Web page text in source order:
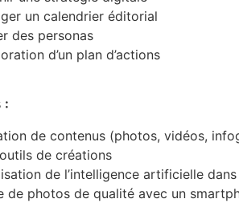
un calendrier éditorial
des personas
d’un plan d’actions
:
de contenus (photos, vidéos,
de créations
de l’intelligence artificielle
de photos de qualité avec un